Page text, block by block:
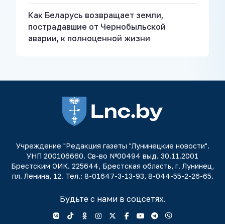
Как Беларусь возвращает земли,
пострадавшие от Чернобыльской
аварии, к полноценной жизни
Учреждение "Редакция газеты "Лунинецкие новости".
УНП 200106660. Св-во №00494 выд. 30.11.2001
Брестским ОИК. 225644, Брестская область, г. Лунинец,
пл. Ленина, 12. Тел.: 8-01647-3-13-93, 8-044-55-2-26-65.
Будьте с нами в соцсетях.